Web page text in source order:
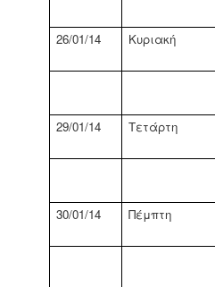
26/01/14 Κυριακή
29/01/14 Τετάρτη
30/01/14 Πέμπτη